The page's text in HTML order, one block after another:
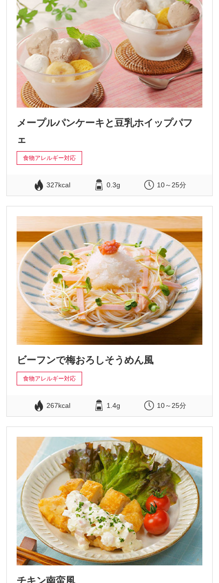
メープルパンケーキと豆乳ホイップパフ
ェ
食物アレルギー対応
327kcal 0.3g 10～25分
ビーフンで梅おろしそうめん風
食物アレルギー対応
267kcal 1.4g 10～25分
チキン南蛮風